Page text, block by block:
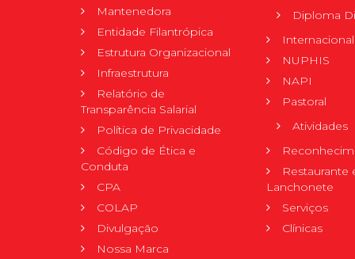
Mantenedora
Entidade Filantrópica
Estrutura Organizacional
Infraestrutura
Relatório de
Transparência Salarial
Política de Privacidade
Código de Ética e
Conduta
CPA
COLAP
Divulgação
Nossa Marca
Diploma
Internacional
NUPHIS
NAPI
Pastoral
Atividades
Restaurante
Lanchonete
Serviços
Clínicas